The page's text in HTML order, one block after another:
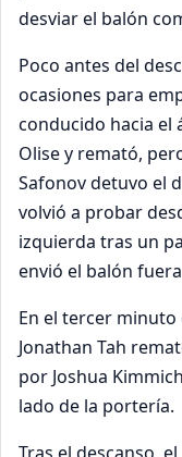
desviar el balón
Poco antes del
ocasiones para
conducido hacia el
Olise y remató,
Safonov detuvo el
volvió a probar
izquierda tras un
envió el balón
En el tercer minuto
Jonathan Tah
por Joshua
lado de la portería.